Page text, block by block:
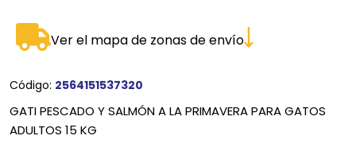
Ver el mapa de zonas de envío
Código: 2564151537320
GATI PESCADO Y SALMÓN A LA PRIMAVERA PARA GATOS
ADULTOS 15 KG